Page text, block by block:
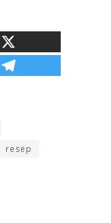
resep